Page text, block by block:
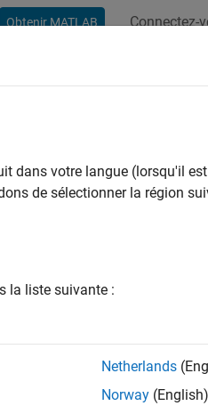
Obtenir MATLAB Connectez-
from cell arrays to vector
converts
of the cell array is a vector
dans votre langue (lorsqu'il
de sélectionner la région
la liste suivante :
Netherlands
Norway (English)